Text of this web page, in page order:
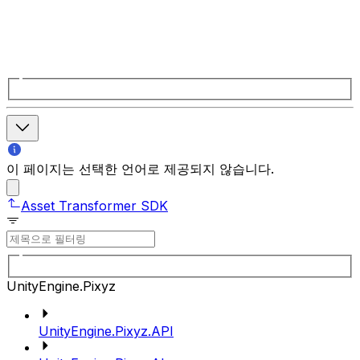
이 페이지는 선택한 언어로 제공되지 않습니다.
Asset Transformer SDK
UnityEngine.Pixyz
UnityEngine.Pixyz.API